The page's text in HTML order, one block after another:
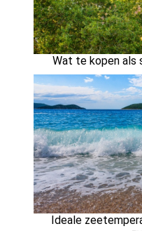
Wat te kopen als
Ideale